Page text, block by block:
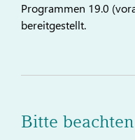
Programmen 19.0
bereitgestellt.
Bitte